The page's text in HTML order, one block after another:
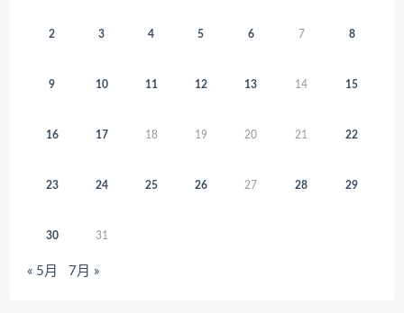
2 3 4 5 6 7 8
9 10 11 12 13 14 15
16 17 18 19 20 21 22
23 24 25 26 27 28 29
30 31
« 5月 7月 »